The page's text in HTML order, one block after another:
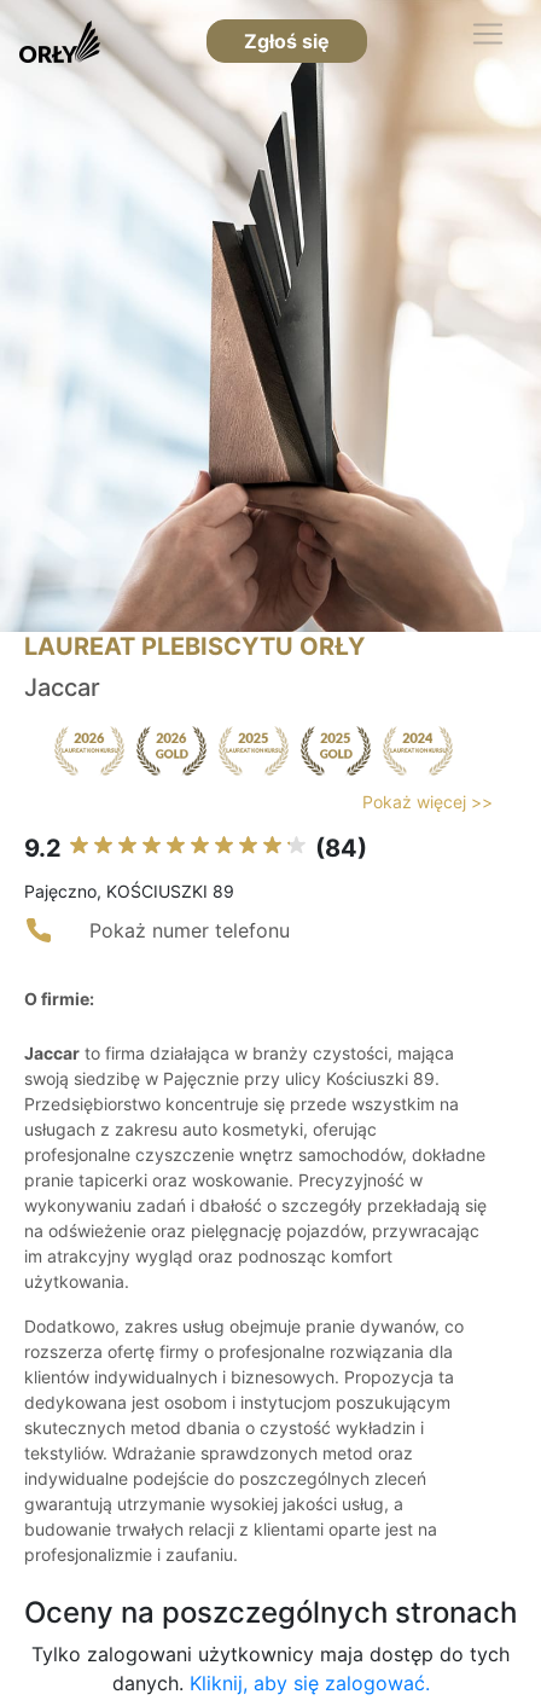
Zgłoś się
LAUREAT PLEBISCYTU ORŁY
Jaccar
Pokaż więcej >>
9.2 (84)
Pajęczno, KOŚCIUSZKI 89
Pokaż numer telefonu
O firmie:
Jaccar to firma działająca w branży czystości, mająca
swoją siedzibę w Pajęcznie przy ulicy Kościuszki 89.
Przedsiębiorstwo koncentruje się przede wszystkim na
usługach z zakresu auto kosmetyki, oferując
profesjonalne czyszczenie wnętrz samochodów, dokładne
pranie tapicerki oraz woskowanie. Precyzyjność w
wykonywaniu zadań i dbałość o szczegóły przekładają się
na odświeżenie oraz pielęgnację pojazdów, przywracając
im atrakcyjny wygląd oraz podnosząc komfort
użytkowania.
Dodatkowo, zakres usług obejmuje pranie dywanów, co
rozszerza ofertę firmy o profesjonalne rozwiązania dla
klientów indywidualnych i biznesowych. Propozycja ta
dedykowana jest osobom i instytucjom poszukującym
skutecznych metod dbania o czystość wykładzin i
tekstyliów. Wdrażanie sprawdzonych metod oraz
indywidualne podejście do poszczególnych zleceń
gwarantują utrzymanie wysokiej jakości usług, a
budowanie trwałych relacji z klientami oparte jest na
profesjonalizmie i zaufaniu.
Oceny na poszczególnych stronach
Tylko zalogowani użytkownicy maja dostęp do tych
danych. Kliknij, aby się zalogować.